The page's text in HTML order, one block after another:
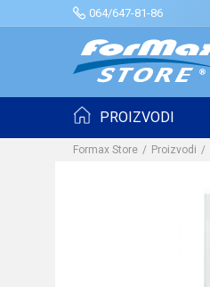
064/647-81-86
PROIZVODI
Formax Store Proizvodi